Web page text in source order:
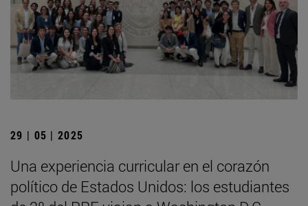
29 | 05 | 2025
Una experiencia curricular en el corazón
político de Estados Unidos: los estudiantes